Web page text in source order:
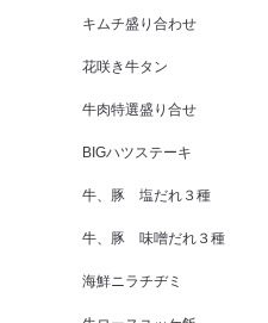
キムチ盛り合わせ
花咲き牛タン
牛肉特選盛り合せ
BIGハツステーキ
牛、豚 塩だれ３種
牛、豚 味噌だれ３種
海鮮ニラチヂミ